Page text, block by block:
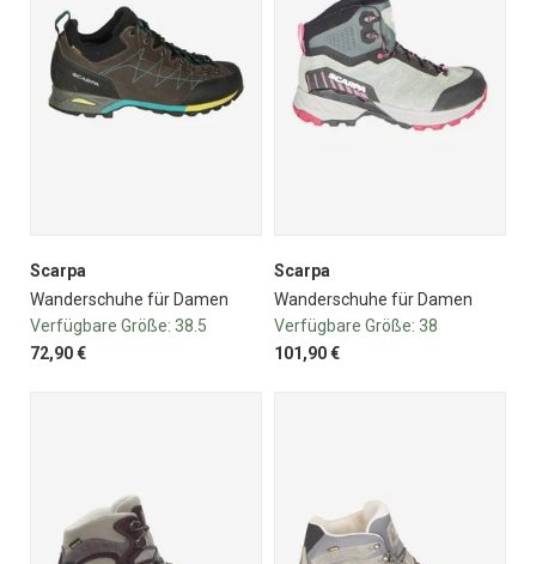
Scarpa
Wanderschuhe für Damen
Verfügbare Größe: 38.5
72,90 €
Scarpa
Wanderschuhe für Damen
Verfügbare Größe: 38
101,90 €